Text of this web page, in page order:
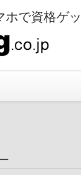
ホで資格ゲ